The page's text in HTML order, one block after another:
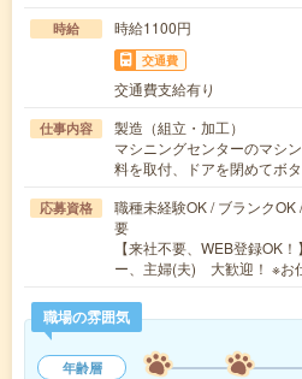
時給 時給1100円
交通費
交通費支給有り
仕事内容
製造（組立・加工）
マシニングセンターのマシ
料を取付、ドアを閉めてボ
応募資格
職種未経験OK / ブランク
要
【来社不要、WEB登録OK
ー、主婦(夫) 大歓迎！ ※お
職場の雰囲気
年齢層